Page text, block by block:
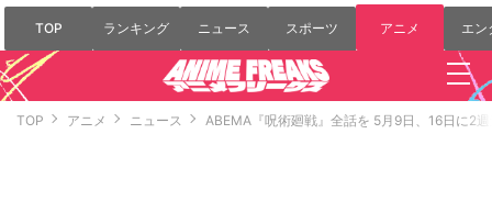
TOP ランキング ニュース スポーツ アニメ エン
TOP アニメ ニュース ABEMA『呪術廻戦』全話を 5月9日、16日に2